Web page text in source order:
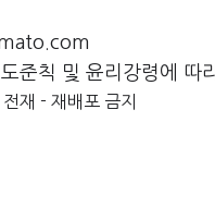
준칙 및 윤리강령에 따
재 - 재배포 금지